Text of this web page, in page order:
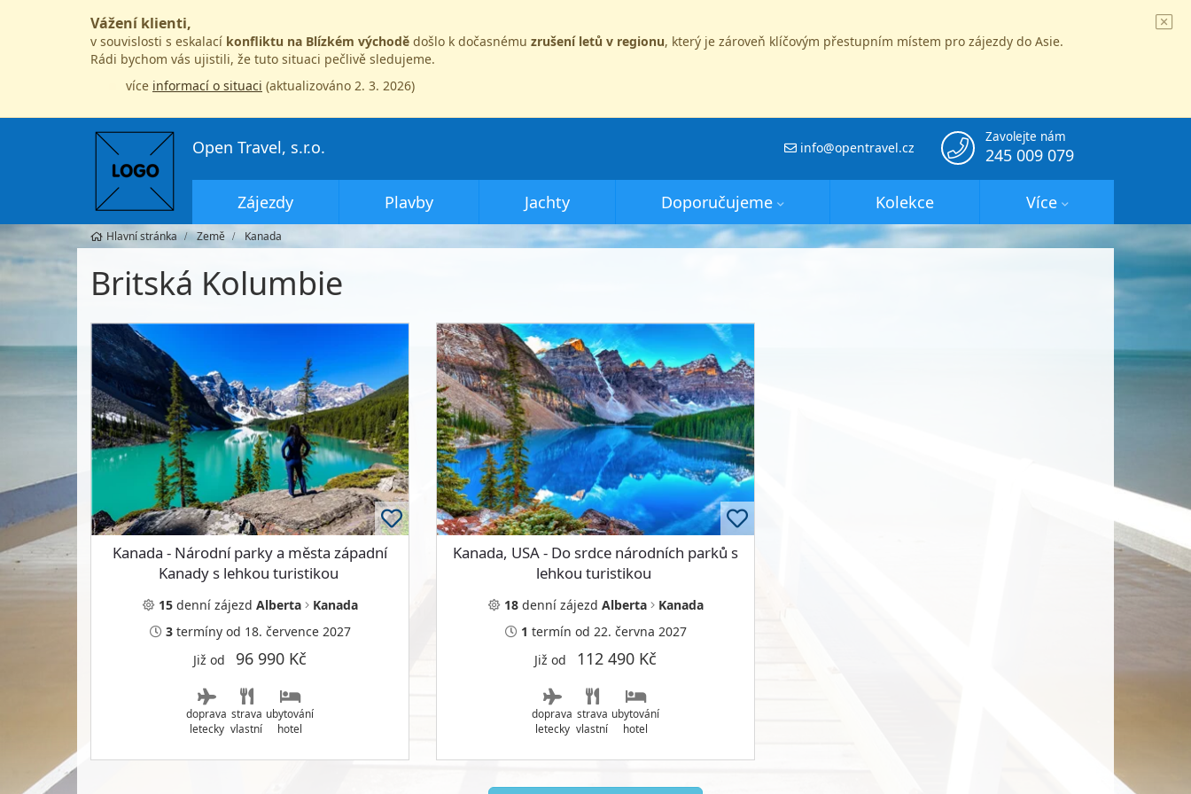
Vážení klienti,
v souvislosti s eskalací konfliktu na Blízkém východě došlo k dočasnému zrušení letů v regionu, který je zároveň klíčovým přestupním místem pro zájezdy do Asie.
Rádi bychom vás ujistili, že tuto situaci pečlivě sledujeme.
více informací o situaci (aktualizováno 2. 3. 2026)
Zavolejte nám
245 009 079
info@opentravel.cz
Open Travel, s.r.o.
Zájezdy Plavby Jachty Doporučujeme Kolekce Více
Hlavní stránka Země Kanada
Britská Kolumbie
Kanada - Národní parky a města západní
Kanady s lehkou turistikou
15dennízájezd Alberta
Kanada
3termíny od 18. července 2027
Již od 96 990 Kč
doprava
letecky
strava
vlastní
ubytování
hotel
Kanada, USA - Do srdce národních parků s
lehkou turistikou
18dennízájezd Alberta
Kanada
1 termín od 22. června 2027
Již od 112 490 Kč
doprava
letecky
strava
vlastní
ubytování
hotel